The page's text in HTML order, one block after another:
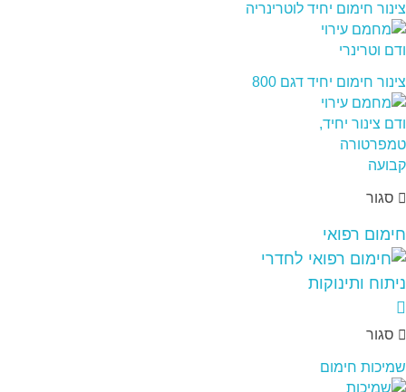
צינור חימום יחיד לוטרינריה
צינור חימום יחיד דגם 800
סגור
חימום רפואי
סגור
שמיכות חימום